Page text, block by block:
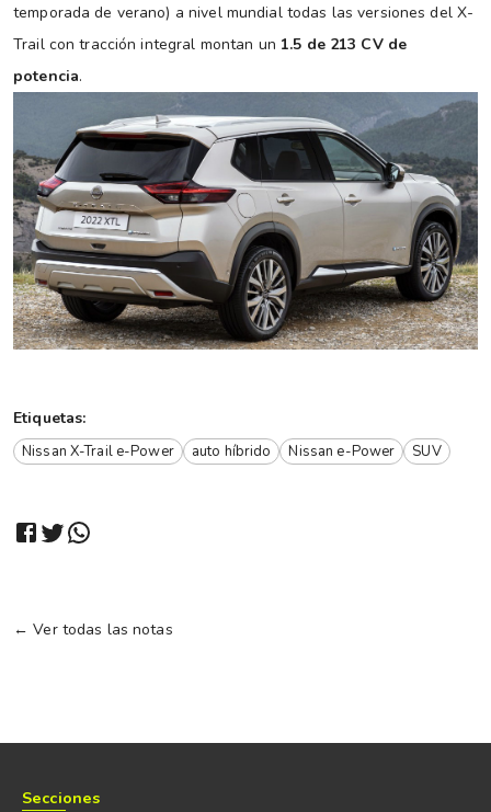
temporada de verano) a nivel mundial todas las versiones del X-
Trail con tracción integral montan un 1.5 de 213 CV de
potencia.
Etiquetas:
Nissan X-Trail e-Power auto híbrido Nissan e-Power SUV
← Ver todas las notas
Secciones